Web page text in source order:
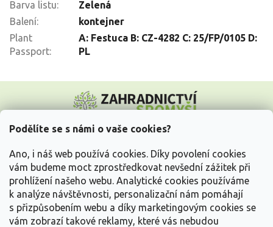
Podělíte se s námi o vaše cookies?
Ano, i náš web používá cookies. Díky povolení cookies
vám budeme moct zprostředkovat nevšední zážitek při
prohlížení našeho webu. Analytické cookies používáme
k analýze návštěvnosti, personalizační nám pomáhají
s přizpůsobením webu a díky marketingovým cookies se
vám zobrazí takové reklamy, které vás nebudou
Barva listu:
Zelená
Balení:
kontejner
Plant
Passport:
A: Festuca B: CZ-4282 C: 25/FP/0105 D:
PL
p
Vše o nákupu
Informace pro Vás
Kontakujte nás